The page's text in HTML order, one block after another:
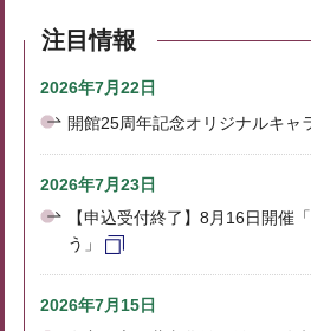
注目情報
2026年7月22日
開館25周年記念オリジナルキャ
2026年7月23日
【申込受付終了】8月16日開催
う」
2026年7月15日